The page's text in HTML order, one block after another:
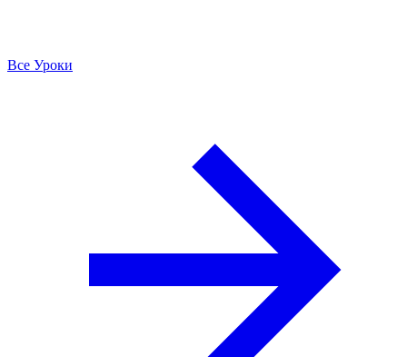
Все Уроки